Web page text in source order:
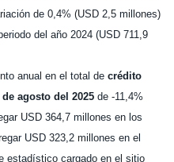
de 0,4% (USD 2,5 millones)
del año 2024 (USD 711,9
anual en el total de crédito
agosto del 2025 de -11,4%
USD 364,7 millones en los
USD 323,2 millones en el
estadístico cargado en el sitio